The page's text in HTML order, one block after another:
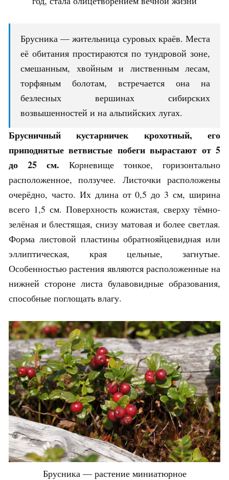
Брусника — жительница суровых краёв. Места
её обитания простираются по тундровой зоне,
смешанным, хвойным и лиственным лесам,
торфяным болотам, встречается она на
безлесных вершинах сибирских
возвышенностей и на альпийских лугах.
Брусничный кустарничек крохотный, его
приподнятые ветвистые побеги вырастают от 5
до 25 см. Корневище тонкое, горизонтально
расположенное, ползучее. Листочки расположены
очерёдно, часто. Их длина от 0,5 до 3 см, ширина
всего 1,5 см. Поверхность кожистая, сверху тёмно-
зелёная и блестящая, снизу матовая и более светлая.
Форма листовой пластины обратнояйцевидная или
эллиптическая, края цельные, загнутые.
Особенностью растения являются расположенные на
нижней стороне листа булавовидные образования,
способные поглощать влагу.
Брусника — растение миниатюрное